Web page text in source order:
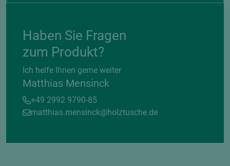
Haben Sie Fragen
zum Produkt?
Ich helfe Ihnen gerne weiter
Matthias Mensinck
+49 2992 9790-85
matthias.mensinck@holztusche.de